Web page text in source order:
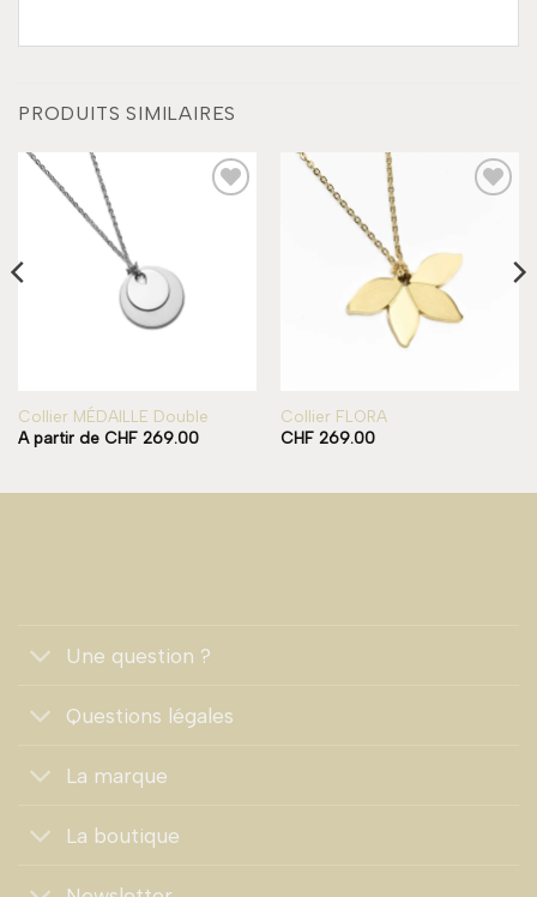
PRODUITS SIMILAIRES
Collier MÉDAILLE Double
A partir de CHF269.00
Collier FLORA
CHF269.00
Une question ?
Questions légales
La marque
La boutique